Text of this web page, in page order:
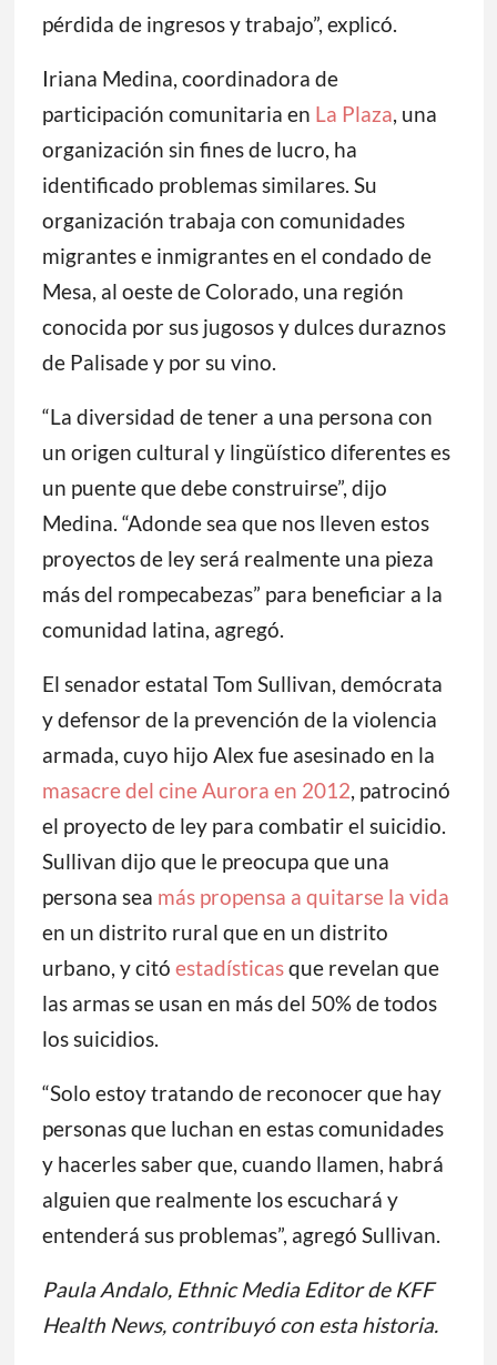
pérdida de ingresos y trabajo”, explicó.
Iriana Medina, coordinadora de
participación comunitaria en La Plaza, una
organización sin fines de lucro, ha
identificado problemas similares. Su
organización trabaja con comunidades
migrantes e inmigrantes en el condado de
Mesa, al oeste de Colorado, una región
conocida por sus jugosos y dulces duraznos
de Palisade y por su vino.
“La diversidad de tener a una persona con
un origen cultural y lingüístico diferentes es
un puente que debe construirse”, dijo
Medina. “Adonde sea que nos lleven estos
proyectos de ley será realmente una pieza
más del rompecabezas” para beneficiar a la
comunidad latina, agregó.
El senador estatal Tom Sullivan, demócrata
y defensor de la prevención de la violencia
armada, cuyo hijo Alex fue asesinado en la
masacre del cine Aurora en 2012, patrocinó
el proyecto de ley para combatir el suicidio.
Sullivan dijo que le preocupa que una
persona sea más propensa a quitarse la vida
en un distrito rural que en un distrito
urbano, y citó estadísticasque revelan que
las armas se usan en más del 50% de todos
los suicidios.
“Solo estoy tratando de reconocer que hay
personas que luchan en estas comunidades
y hacerles saber que, cuando llamen, habrá
alguien que realmente los escuchará y
entenderá sus problemas”, agregó Sullivan.
Paula Andalo, Ethnic Media Editor de KFF
Health News, contribuyó con esta historia.